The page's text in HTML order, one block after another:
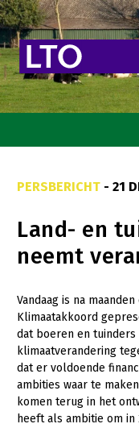
Goed eten
Mooi groen
Sterk
Transitiepaden
Thema’s
Gezonde planten
Gezonde dieren
PERSBERICHT - 21
Land- en
neemt
Vandaag is na
Klimaatakkoord
dat boeren en
klimaatverandering
dat er voldoende
ambities waar te
komen terug in het
heeft als ambitie om in